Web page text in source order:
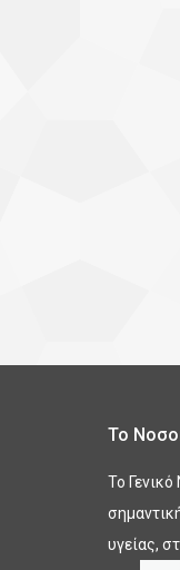
Το
Το Γενικό
υγείας,